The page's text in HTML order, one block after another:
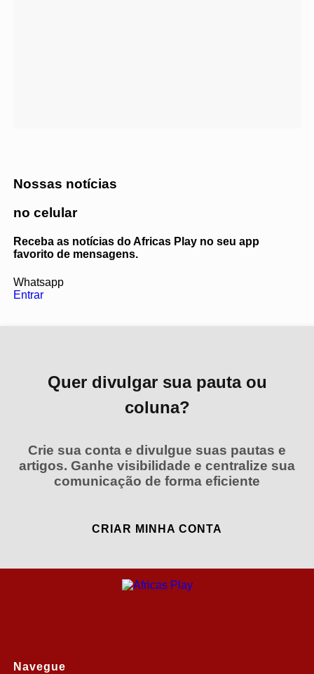
Nossas notícias
no celular
Receba as notícias do Africas Play no seu app
favorito de mensagens.
Whatsapp
Entrar
Quer divulgar sua pauta ou
coluna?
Crie sua conta e divulgue suas pautas e
artigos. Ganhe visibilidade e centralize sua
comunicação de forma eficiente
CRIAR MINHA CONTA
Navegue